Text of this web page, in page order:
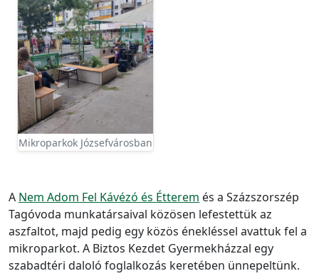
Mikroparkok Józsefvárosban
A Nem Adom Fel Kávézó és Étterem és a Százszorszép
Tagóvoda munkatársaival közösen lefestettük az
aszfaltot, majd pedig egy közös énekléssel avattuk fel a
mikroparkot. A Biztos Kezdet Gyermekházzal egy
szabadtéri daloló foglalkozás keretében ünnepeltünk.